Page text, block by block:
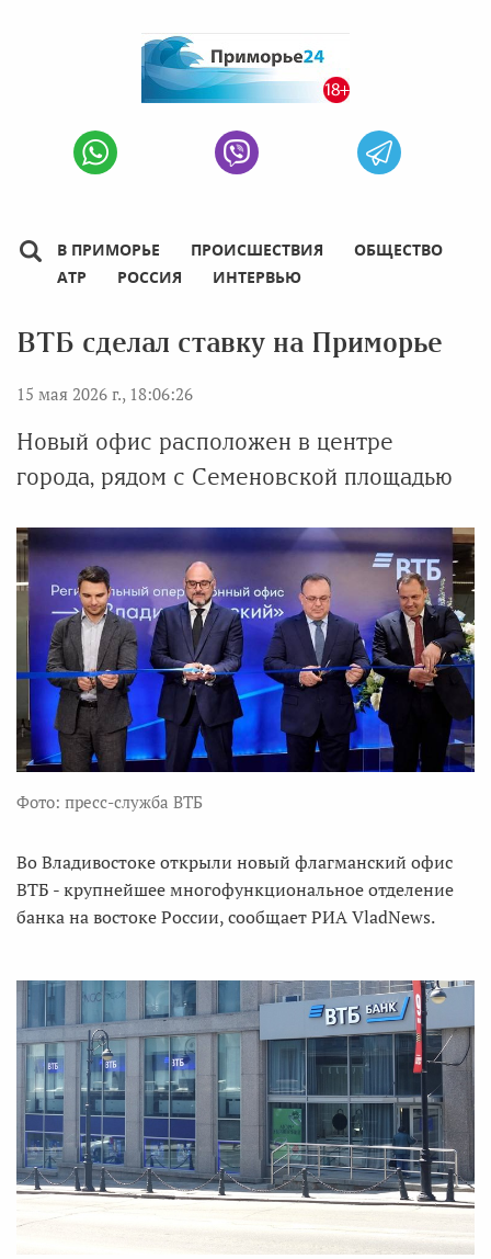
В ПРИМОРЬЕ ПРОИСШЕСТВИЯ
ОБЩЕСТВО
АТР
РОССИЯ ИНТЕРВЬЮ
ВТБ сделал ставку на Приморье
15 мая 2026 г., 18:06:26
Новый офис расположен в центре
города, рядом с Семеновской площадью
Фото: пресс-служба ВТБ
Во Владивостоке открыли новый флагманский офис
ВТБ - крупнейшее многофункциональное отделение
банка на востоке России, сообщает РИА VladNews.